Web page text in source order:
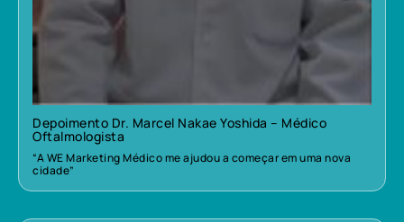
Depoimento Dr. Marcel Nakae Yoshida – Médico
Oftalmologista
“A WE Marketing Médico me ajudou a começar em uma nova
cidade”